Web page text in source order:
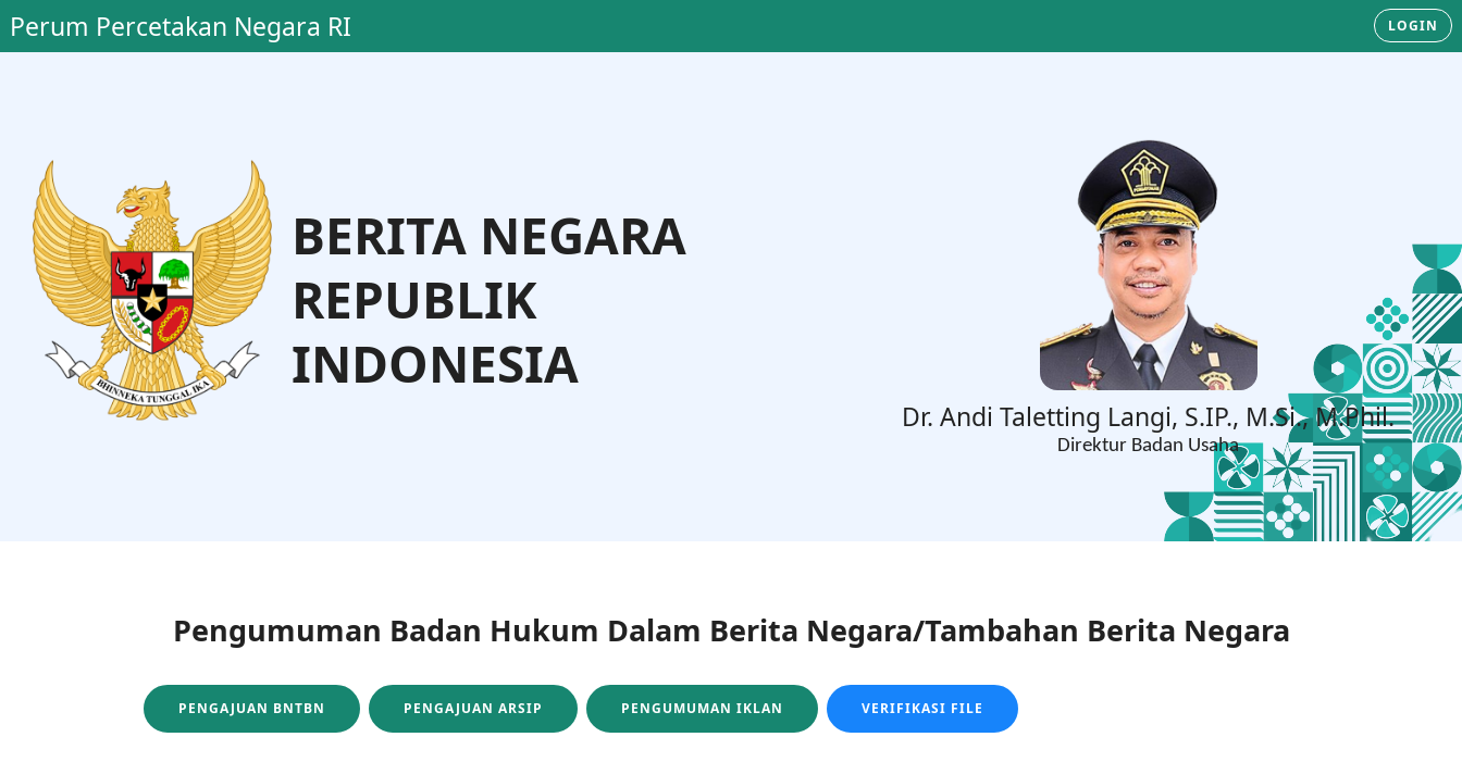
Perum Percetakan Negara RI LOGIN
BERITA NEGARA
REPUBLIK
INDONESIA
S.H., M.H. Dulyono, S.H., M.H.
Direktur Tata Negara
Pengumuman Badan Hukum Dalam Berita Negara/Tambahan Berita Negara
PENGAJUAN BNTBN PENGAJUAN ARSIP PENGUMUMAN IKLAN VERIFIKASI FILE